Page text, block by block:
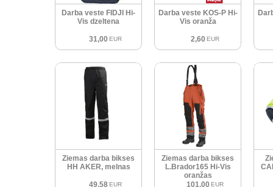
Darba veste FIDJI Hi-
Vis dzeltena
31,00 EUR
Darba veste KOS-P Hi-
Vis oranža
2,60 EUR
Ziemas darba bikses
HH AKER, melnas
49,58 EUR
Ziemas darba bikses
L.Brador165 Hi-Vis
oranžas
101,00 EUR